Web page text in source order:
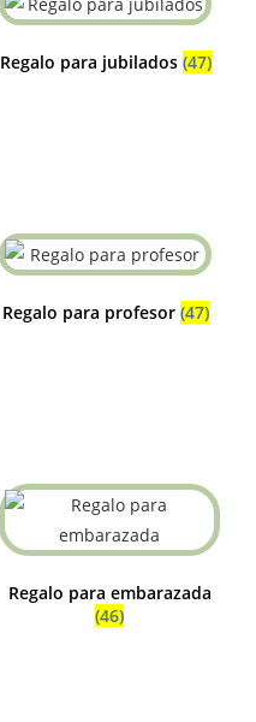
Regalo para jubilados (47)
Regalo para profesor (47)
Regalo para embarazada
(46)